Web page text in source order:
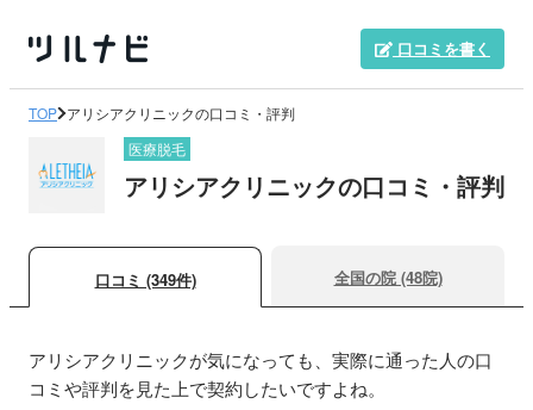
口コミを書く
TOP アリシアクリニックの口コミ・評判
医療脱毛
アリシアクリニックの口コミ・評判
口コミ (349件) 全国の院 (48院)
アリシアクリニックが気になっても、実際に通った人の口
コミや評判を見た上で契約したいですよね。